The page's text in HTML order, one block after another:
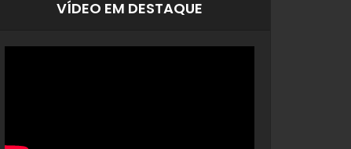
VÍDEO EM DESTAQUE